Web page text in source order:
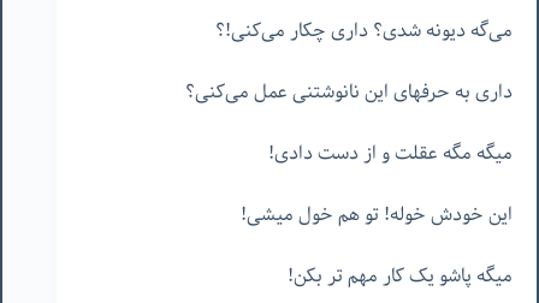
می‌گه دیونه شدی؟ داری چکار می‌کنی!؟
داری به حرفهای این نانوشتنی عمل می‌کنی؟
میگه مگه عقلت و از دست دادی!
این خودش خوله! تو هم خول میشی!
میگه پاشو یک کار مهم تر بکن!